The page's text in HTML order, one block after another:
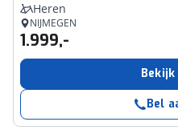
Heren
NIJMEGEN
1.999,-
Bel